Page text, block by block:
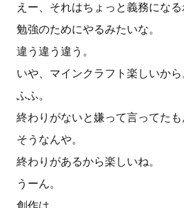
えー、それはちょっと義務になる
勉強のためにやるみたいな。
違う違う違う。
いや、マインクラフト楽しいから
ふふ。
終わりがないと嫌って言ってたも
そうなんや。
終わりがあるから楽しいね。
うーん。